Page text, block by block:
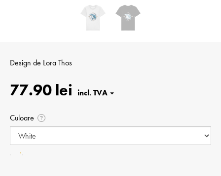
Design de Lora Thos
77.90 lei
Culoare ?